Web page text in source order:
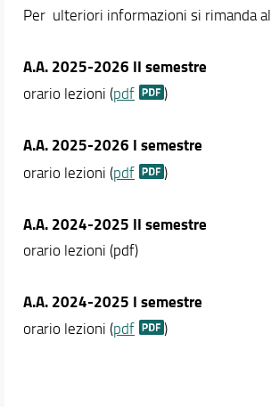
Per ulteriori informazioni si rimanda al
A.A. 2025-2026 II semestre
orario lezioni (pdf )
A.A. 2025-2026 I semestre
orario lezioni (pdf )
A.A. 2024-2025 II semestre
orario lezioni (pdf)
A.A. 2024-2025 I semestre
orario lezioni (pdf )